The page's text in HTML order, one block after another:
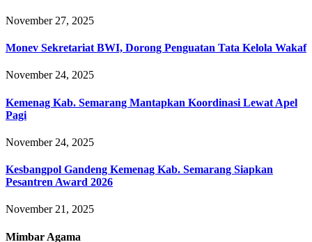
November 27, 2025
Monev Sekretariat BWI, Dorong Penguatan Tata Kelola Wakaf
November 24, 2025
Kemenag Kab. Semarang Mantapkan Koordinasi Lewat Apel
Pagi
November 24, 2025
Kesbangpol Gandeng Kemenag Kab. Semarang Siapkan
Pesantren Award 2026
November 21, 2025
Mimbar Agama